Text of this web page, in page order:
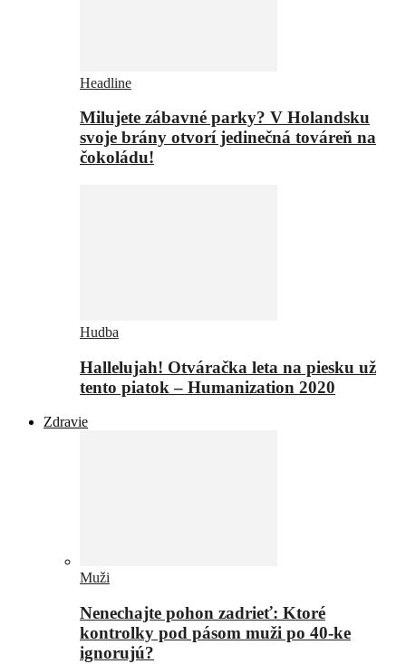
Headline
Milujete zábavné parky? V Holandsku
svoje brány otvorí jedinečná továreň na
čokoládu!
Hudba
Hallelujah! Otváračka leta na piesku už
tento piatok – Humanization 2020
Zdravie
Muži
Nenechajte pohon zadrieť: Ktoré
kontrolky pod pásom muži po 40-ke
ignorujú?